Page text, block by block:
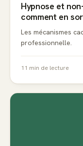
Hypnose et
comment en
Les mécanismes
professionnelle.
11 min de lecture